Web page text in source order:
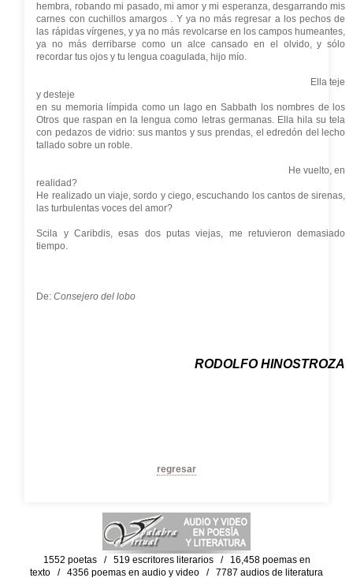
hembra, robando mi pasado, mi amor y mi esperanza, desgarrando mis
carnes con cuchillos amargos . Y ya no más regresar a los pechos de
las rápidas vírgenes, y ya no más revolcarse en los campos humeantes,
ya no más derribarse como un alce cansado en el olvido, y sólo
recordar tus ojos y tu lengua coagulada, hijo mío.
Ella teje
y desteje
en su memoria límpida como un lago en Sabbath los nombres de los
Otros que raspan en la lengua como letras germanas. Ella hila su tela
con pedazos de vidrio: sus mantos y sus prendas, el edredón del lecho
tallado sobre un roble.
He vuelto, en
realidad?
He realizado un viaje, sordo y ciego, escuchando los cantos de sirenas,
las turbulentas voces del amor?
Scila y Caribdis, esas dos putas viejas, me retuvieron demasiado
tiempo.
De:Consejero del lobo
RODOLFO HINOSTROZA
regresar
1552 poetas / 519 escritores literarios / 16,458 poemas en
texto / 4356 poemas en audio y video / 7787 audios de literatura